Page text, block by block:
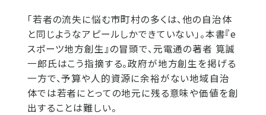
「若者の流失に悩む市町村の多くは、他の自治体
と同じようなアピールしかできていない」。本書『e
スポーツ地方創生』の冒頭で、元電通の著者 筧誠
一郎氏はこう指摘する。政府が地方創生を掲げる
一方で、予算や人的資源に余裕がない地域自治
体では若者にとっての地元に残る意味や価値を創
出することは難しい。